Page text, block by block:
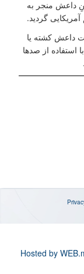
داعش منجر به
گردید.
بیش از ۵۰ تروریست داعش کشته یا
زیرساختی با استفاده از صدها
Hosted by